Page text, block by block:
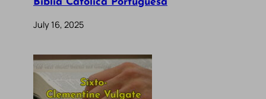
Bíblia Católica Portuguesa
July 16, 2025